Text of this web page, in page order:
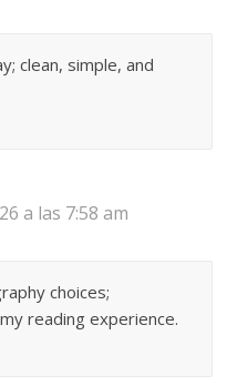
clean, simple, and
a las 7:58 am
choices;
reading experience.